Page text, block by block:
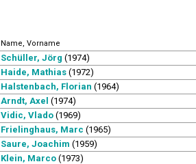
Name, Vorname
Schüller, Jörg (1974)
Haide, Mathias (1972)
Halstenbach, Florian (1964)
Arndt, Axel (1974)
Vidic, Vlado (1969)
Frielinghaus, Marc (1965)
Saure, Joachim (1959)
Klein, Marco (1973)